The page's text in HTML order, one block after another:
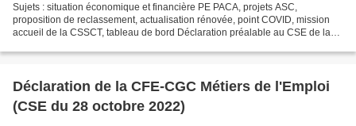
Sujets : situation économique et financière PE PACA, projets ASC,
proposition de reclassement, actualisation rénovée, point COVID, mission
accueil de la CSSCT, tableau de bord Déclaration préalable au CSE de la
Déclaration de la CFE-CGC Métiers de l'Emploi
(CSE du 28 octobre 2022)